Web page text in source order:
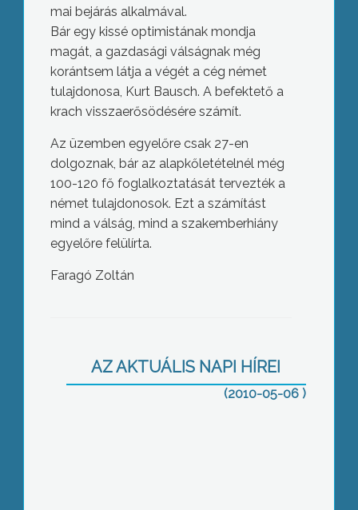
mai bejárás alkalmával.
Bár egy kissé optimistának mondja
magát, a gazdasági válságnak még
korántsem látja a végét a cég német
tulajdonosa, Kurt Bausch. A befektető a
krach visszaerősödésére számít.
Az üzemben egyelőre csak 27-en
dolgoznak, bár az alapkőletételnél még
100-120 fő foglalkoztatását tervezték a
német tulajdonosok. Ezt a számítást
mind a válság, mind a szakemberhiány
egyelőre felülírta.
Faragó Zoltán
AZ AKTUÁLIS NAPI HÍREI
(2010-05-06 )